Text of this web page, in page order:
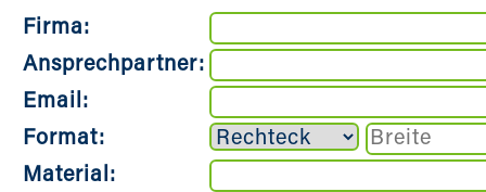
Firma:
Ansprechpartner:
Email:
Format:
Material: